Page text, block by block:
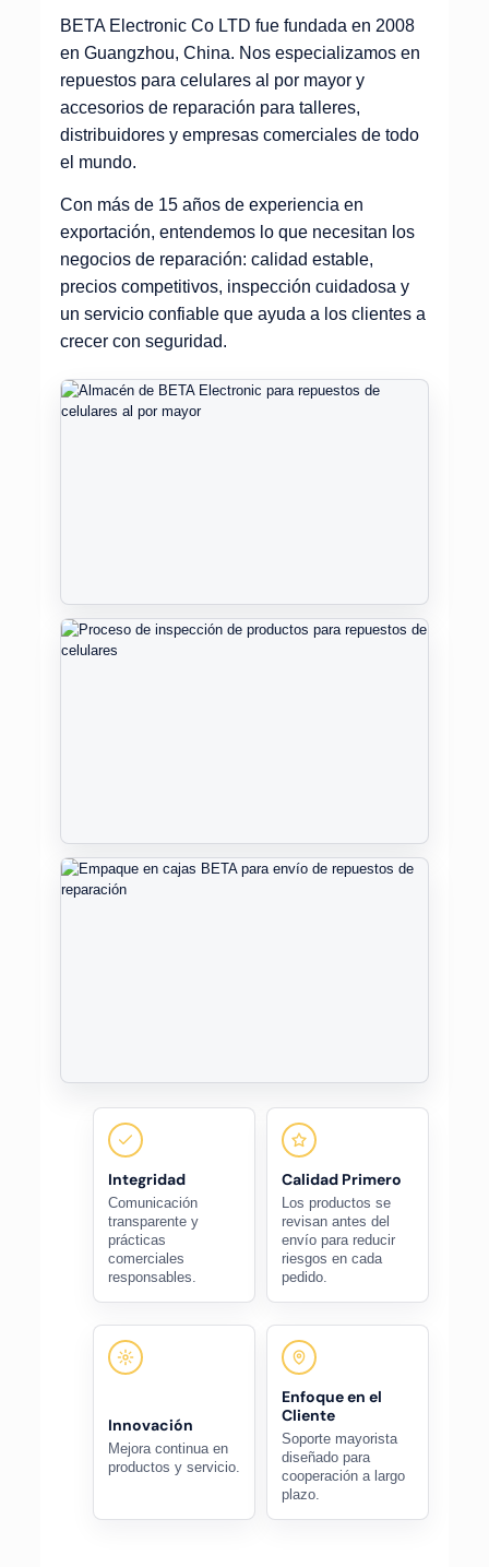
BETA Electronic Co LTD fue fundada en 2008
en Guangzhou, China. Nos especializamos en
repuestos para celulares al por mayor y
accesorios de reparación para talleres,
distribuidores y empresas comerciales de todo
el mundo.
Con más de 15 años de experiencia en
exportación, entendemos lo que necesitan los
negocios de reparación: calidad estable,
precios competitivos, inspección cuidadosa y
un servicio confiable que ayuda a los clientes a
crecer con seguridad.
Integridad
Comunicación
transparente y
prácticas
comerciales
responsables.
Calidad Primero
Los productos se
revisan antes del
envío para reducir
riesgos en cada
pedido.
Innovación
Mejora continua en
productos y servicio.
Enfoque en el
Cliente
Soporte mayorista
diseñado para
cooperación a largo
plazo.